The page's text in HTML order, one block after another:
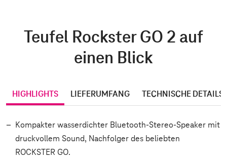
Teufel Rockster GO 2 auf
einen Blick
HIGHLIGHTS LIEFERUMFANG TECHNISCHE DETAILS
Kompakter wasserdichter Bluetooth-Stereo-Speaker mit
druckvollem Sound, Nachfolger des beliebten
ROCKSTER GO.